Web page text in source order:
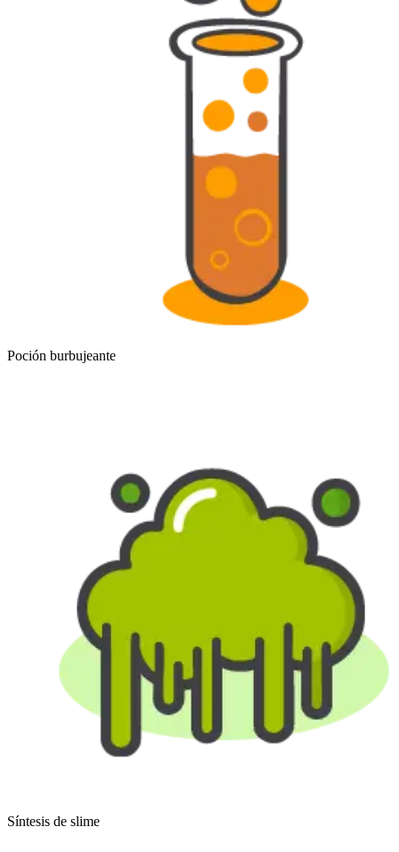
Poción burbujeante
Síntesis de slime